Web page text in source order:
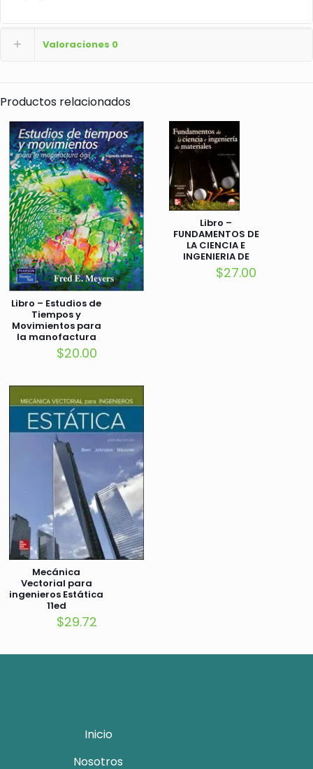
Valoraciones 0
Productos relacionados
Libro – Estudios de
Tiempos y
Movimientos para
la manofactura
ágil
$20.00
Libro –
FUNDAMENTOS DE
LA CIENCIA E
INGENIERIA DE
MATERIALES
$27.00
Mecánica
Vectorial para
ingenieros Estática
11ed
$29.72
Inicio
Nosotros